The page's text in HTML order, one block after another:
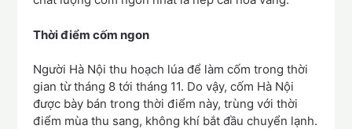
Thời điểm cốm ngon
Người Hà Nội thu hoạch lúa để làm cốm trong thời
gian từ tháng 8 tới tháng 11. Do vậy, cốm Hà Nội
được bày bán trong thời điểm này, trùng với thời
điểm mùa thu sang, không khí bắt đầu chuyển lạnh.